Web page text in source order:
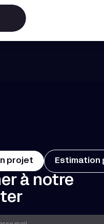
projet Estimation
à notre